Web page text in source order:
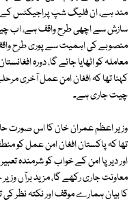
مند ہے، ان فلیگ شپ پراجیکٹس کے
سازش سے اچھی طرح واقف ہے، اب
منصوبے کی اہمیت سے پوری طرح
معاملہ کو اٹھایا جائے گا، دورہ
کہنا تھا کہ افغان امن عمل آخری
چیت جاری ہے۔
وزیر اعظم عمران خان کا اس صورت
تھا کہ پاکستان افغان امن عمل کو
اور دیرپا امن کے خواب کو شرمندہ
معاونت جاری رکھے گا، مزید برآں
کا بیان ہمارے موقف اور نکتہ نظر کی